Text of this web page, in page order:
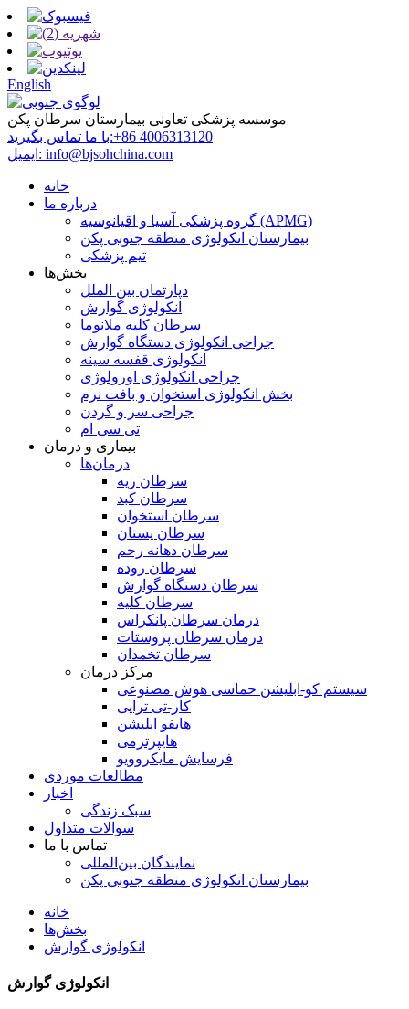
English
موسسه پزشکی تعاونی بیمارستان سرطان پکن
با ما تماس بگیرید:‎+86 4006313120‎
ایمیل: info@bjsohchina.com
خانه
درباره ما
گروه پزشکی آسیا و اقیانوسیه (APMG)
بیمارستان انکولوژی منطقه جنوبی پکن
تیم پزشکی
بخش‌ها
دپارتمان بین الملل
انکولوژی گوارش
سرطان کلیه ملانوما
جراحی انکولوژی دستگاه گوارش
انکولوژی قفسه سینه
جراحی انکولوژی اورولوژی
بخش انکولوژی استخوان و بافت نرم
جراحی سر و گردن
تی سی ام
بیماری و درمان
درمان‌ها
سرطان ریه
سرطان کبد
سرطان استخوان
سرطان پستان
سرطان دهانه رحم
سرطان روده
سرطان دستگاه گوارش
سرطان کلیه
درمان سرطان پانکراس
درمان سرطان پروستات
سرطان تخمدان
مرکز درمان
سیستم کو-ابلیشن حماسی هوش مصنوعی
کار-تی تراپی
هایفو ابلیشن
هایپرترمی
فرسایش مایکروویو
مطالعات موردی
اخبار
سبک زندگی
سوالات متداول
تماس با ما
نمایندگان بین‌المللی
بیمارستان انکولوژی منطقه جنوبی پکن
خانه
بخش‌ها
انکولوژی گوارش
انکولوژی گوارش